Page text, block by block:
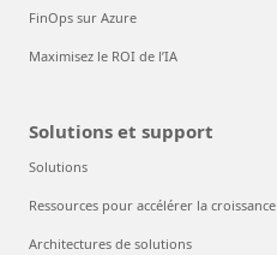
FinOps sur Azure
Maximisez le ROI de l’IA
Solutions et support
Solutions
Ressources pour accélérer la croissance
Architectures de solutions